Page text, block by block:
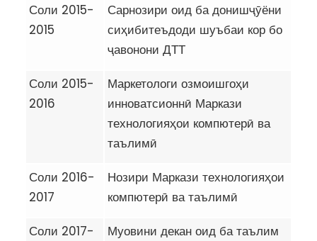
Соли 2015-
2015
Сарнозири оид ба донишҷӯёни
сиҳибитеъдоди шуъбаи кор бо
ҷавонони ДТТ
Соли 2015-
2016
Маркетологи озмоишгоҳи
инноватсионнӣ Маркази
технологияҳои компютерӣ ва
таълимӣ
Соли 2016-
2017
Нозири Маркази технологияҳои
компютерӣ ва таълимӣ
Соли 2017-
Муовини декан оид ба таълим